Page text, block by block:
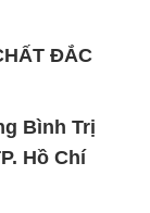
ĐẮC
Bình Trị
Hồ Chí